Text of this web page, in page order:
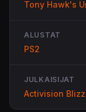
Tony Hawk's
ALUSTAT
PS2
JULKAISIJAT
Activision